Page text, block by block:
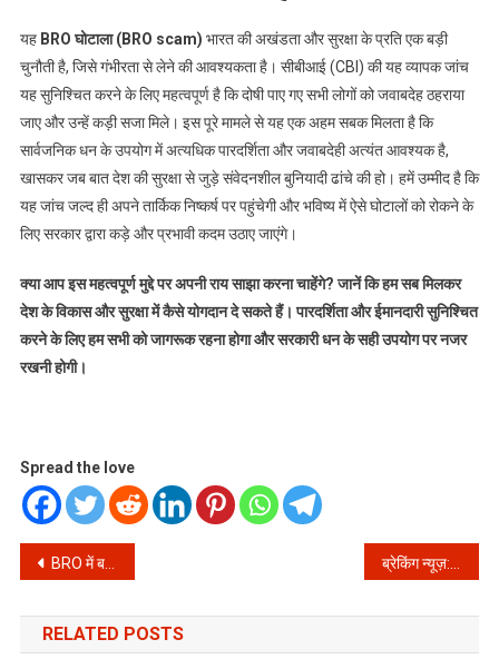
यह BRO घोटाला (BRO scam) भारत की अखंडता और सुरक्षा के प्रति एक बड़ी
चुनौती है, जिसे गंभीरता से लेने की आवश्यकता है। सीबीआई (CBI) की यह व्यापक जांच
यह सुनिश्चित करने के लिए महत्वपूर्ण है कि दोषी पाए गए सभी लोगों को जवाबदेह ठहराया
जाए और उन्हें कड़ी सजा मिले। इस पूरे मामले से यह एक अहम सबक मिलता है कि
सार्वजनिक धन के उपयोग में अत्यधिक पारदर्शिता और जवाबदेही अत्यंत आवश्यक है,
खासकर जब बात देश की सुरक्षा से जुड़े संवेदनशील बुनियादी ढांचे की हो। हमें उम्मीद है कि
यह जांच जल्द ही अपने तार्किक निष्कर्ष पर पहुंचेगी और भविष्य में ऐसे घोटालों को रोकने के
लिए सरकार द्वारा कड़े और प्रभावी कदम उठाए जाएंगे।
क्या आप इस महत्वपूर्ण मुद्दे पर अपनी राय साझा करना चाहेंगे? जानें कि हम सब मिलकर
देश के विकास और सुरक्षा में कैसे योगदान दे सकते हैं। पारदर्शिता और ईमानदारी सुनिश्चित
करने के लिए हम सभी को जागरूक रहना होगा और सरकारी धन के सही उपयोग पर नजर
रखनी होगी।
Spread the love
Post
navigation
BRO में बड़ा घोटाला: सीमावर्ती सड़कों के नाम पर सरकारी धन की लूट का पर्दाफाश!
RELATED POSTS